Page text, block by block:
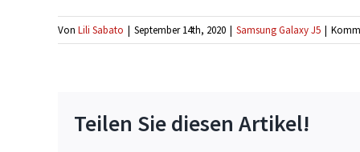
Von Lili Sabato | September 14th, 2020 | Samsung Galaxy J5 |
Teilen Sie diesen Artikel!